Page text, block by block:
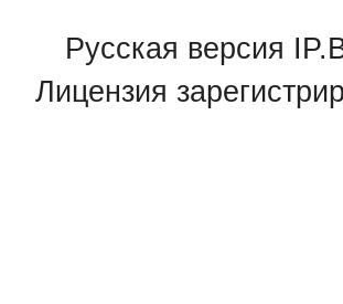
Русская версия
Лицензия